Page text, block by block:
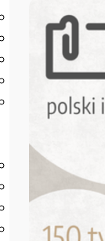
Szkolenia
Szkoła
Erasmus
Olimpiada
Olimpiada
Podstawowych
Biblioteka
O bibliotece
Godziny
Katalog
Nowości